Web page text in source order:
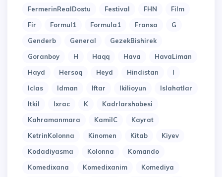
FermerinRealDostu
Festival FHN
Film
Fir
Formul1 Formula1 Fransa
G
Genderb
General
GezekBishirek
Goranboy
H Haqq Hava
HavaLiman
Hayd
Hersoq Heyd Hindistan
I
Iclas
Idman Iftar Ikilioyun
Islahatlar
Itkil
Ixrac K
Kadrlarshobesi
Kahramanmara
KamilC
Kayrat
KetrinKolonna
Kinomen Kitab
Kiyev
Kodadiyasma
Kolonna
Komando
Komedixana
Komedixanim
Komediya